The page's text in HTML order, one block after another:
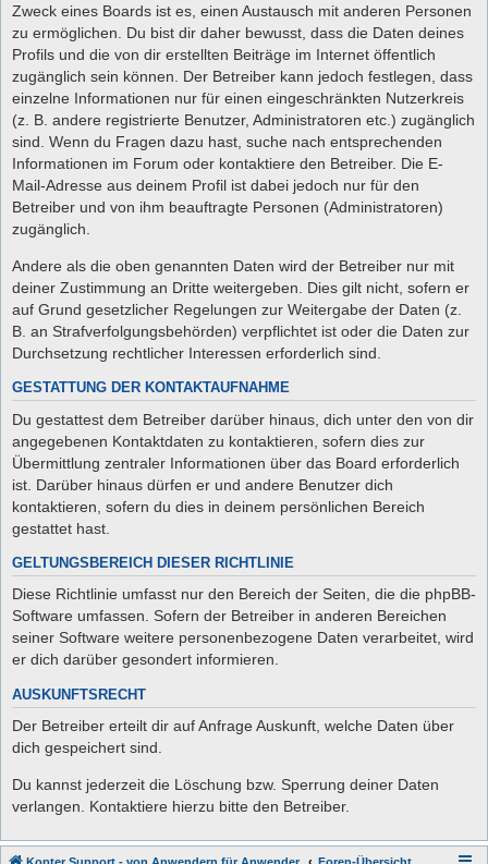
Zweck eines Boards ist es, einen Austausch mit anderen Personen
zu ermöglichen. Du bist dir daher bewusst, dass die Daten deines
Profils und die von dir erstellten Beiträge im Internet öffentlich
zugänglich sein können. Der Betreiber kann jedoch festlegen, dass
einzelne Informationen nur für einen eingeschränkten Nutzerkreis
(z. B. andere registrierte Benutzer, Administratoren etc.) zugänglich
sind. Wenn du Fragen dazu hast, suche nach entsprechenden
Informationen im Forum oder kontaktiere den Betreiber. Die E-
Mail-Adresse aus deinem Profil ist dabei jedoch nur für den
Betreiber und von ihm beauftragte Personen (Administratoren)
zugänglich.
Andere als die oben genannten Daten wird der Betreiber nur mit
deiner Zustimmung an Dritte weitergeben. Dies gilt nicht, sofern er
auf Grund gesetzlicher Regelungen zur Weitergabe der Daten (z.
B. an Strafverfolgungsbehörden) verpflichtet ist oder die Daten zur
Durchsetzung rechtlicher Interessen erforderlich sind.
GESTATTUNG DER KONTAKTAUFNAHME
Du gestattest dem Betreiber darüber hinaus, dich unter den von dir
angegebenen Kontaktdaten zu kontaktieren, sofern dies zur
Übermittlung zentraler Informationen über das Board erforderlich
ist. Darüber hinaus dürfen er und andere Benutzer dich
kontaktieren, sofern du dies in deinem persönlichen Bereich
gestattet hast.
GELTUNGSBEREICH DIESER RICHTLINIE
Diese Richtlinie umfasst nur den Bereich der Seiten, die die phpBB-
Software umfassen. Sofern der Betreiber in anderen Bereichen
seiner Software weitere personenbezogene Daten verarbeitet, wird
er dich darüber gesondert informieren.
AUSKUNFTSRECHT
Der Betreiber erteilt dir auf Anfrage Auskunft, welche Daten über
dich gespeichert sind.
Du kannst jederzeit die Löschung bzw. Sperrung deiner Daten
verlangen. Kontaktiere hierzu bitte den Betreiber.